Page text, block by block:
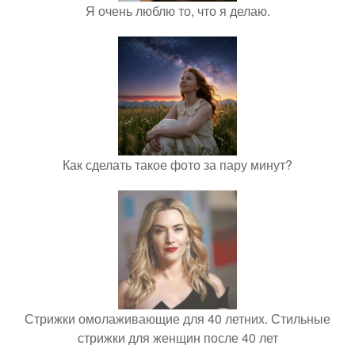
Я очень люблю то, что я делаю.
Как сделать такое фото за пару минут?
Стрижки омолаживающие для 40 летних. Стильные
стрижки для женщин после 40 лет